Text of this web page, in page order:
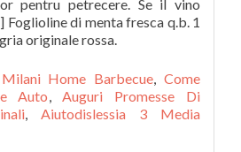
Milani Home Barbecue,Come
Auto,Auguri Promesse Di
, Aiutodislessia 3 Media